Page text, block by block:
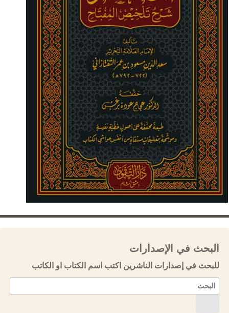
البحث في الإصدارات
للبحث في إصدارات الناشرين اكتب اسم الكتاب او الكاتب